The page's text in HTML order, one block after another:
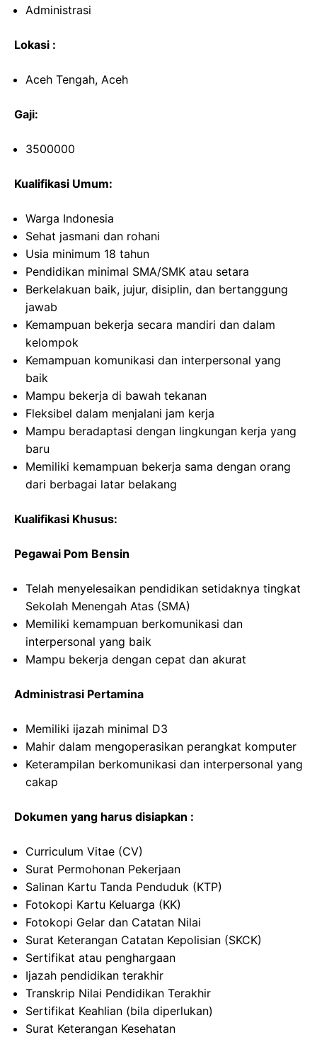
Administrasi
Lokasi :
Aceh Tengah, Aceh
Gaji:
3500000
Kualifikasi Umum:
Warga Indonesia
Sehat jasmani dan rohani
Usia minimum 18 tahun
Pendidikan minimal SMA/SMK atau setara
Berkelakuan baik, jujur, disiplin, dan bertanggung
jawab
Kemampuan bekerja secara mandiri dan dalam
kelompok
Kemampuan komunikasi dan interpersonal yang
baik
Mampu bekerja di bawah tekanan
Fleksibel dalam menjalani jam kerja
Mampu beradaptasi dengan lingkungan kerja yang
baru
Memiliki kemampuan bekerja sama dengan orang
dari berbagai latar belakang
Kualifikasi Khusus:
Pegawai Pom Bensin
Telah menyelesaikan pendidikan setidaknya tingkat
Sekolah Menengah Atas (SMA)
Memiliki kemampuan berkomunikasi dan
interpersonal yang baik
Mampu bekerja dengan cepat dan akurat
Administrasi Pertamina
Memiliki ijazah minimal D3
Mahir dalam mengoperasikan perangkat komputer
Keterampilan berkomunikasi dan interpersonal yang
cakap
Dokumen yang harus disiapkan :
Curriculum Vitae (CV)
Surat Permohonan Pekerjaan
Salinan Kartu Tanda Penduduk (KTP)
Fotokopi Kartu Keluarga (KK)
Fotokopi Gelar dan Catatan Nilai
Surat Keterangan Catatan Kepolisian (SKCK)
Sertifikat atau penghargaan
Ijazah pendidikan terakhir
Transkrip Nilai Pendidikan Terakhir
Sertifikat Keahlian (bila diperlukan)
Surat Keterangan Kesehatan